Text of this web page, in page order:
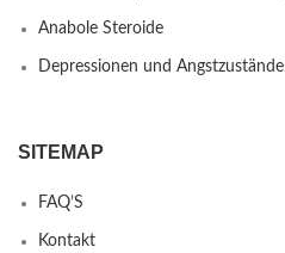
Anabole Steroide
Depressionen und Angstzustände
SITEMAP
FAQ’S
Kontakt